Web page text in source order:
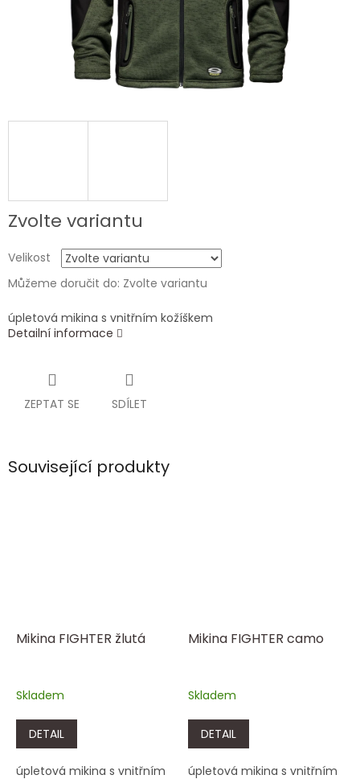
Zvolte variantu
Velikost
Můžeme doručit do: Zvolte variantu
úpletová mikina s vnitřním kožíškem
Detailní informace
ZEPTAT SE SDÍLET
Související produkty
Mikina FIGHTER žlutá
Skladem
DETAIL
úpletová mikina s vnitřním
Mikina FIGHTER camo
Skladem
DETAIL
úpletová mikina s vnitřním